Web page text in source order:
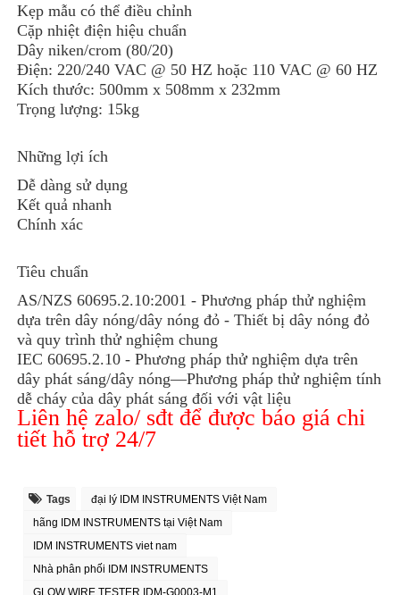
Kẹp mẫu có thể điều chỉnh
Cặp nhiệt điện hiệu chuẩn
Dây niken/crom (80/20)
Điện: 220/240 VAC @ 50 HZ hoặc 110 VAC @ 60 HZ
Kích thước: 500mm x 508mm x 232mm
Trọng lượng: 15kg
Những lợi ích
Dễ dàng sử dụng
Kết quả nhanh
Chính xác
Tiêu chuẩn
AS/NZS 60695.2.10:2001 - Phương pháp thử nghiệm
dựa trên dây nóng/dây nóng đỏ - Thiết bị dây nóng đỏ
và quy trình thử nghiệm chung
IEC 60695.2.10 - Phương pháp thử nghiệm dựa trên
dây phát sáng/dây nóng—Phương pháp thử nghiệm tính
dễ cháy của dây phát sáng đối với vật liệu
Liên hệ zalo/ sđt để được báo giá chi
tiết hỗ trợ 24/7
Tags
đại lý IDM INSTRUMENTS Việt Nam
hãng IDM INSTRUMENTS tại Việt Nam
IDM INSTRUMENTS viet nam
Nhà phân phối IDM INSTRUMENTS
GLOW WIRE TESTER IDM-G0003-M1